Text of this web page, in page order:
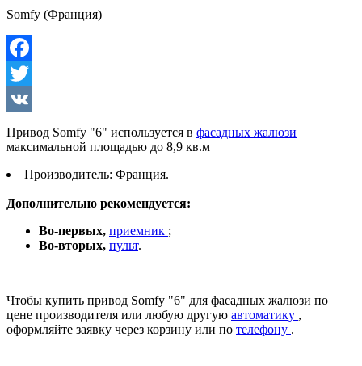
Somfy (Франция)
Facebook
Twitter
VK
Привод Somfy "6" используется в фасадных жалюзи
максимальной площадью до 8,9 кв.м
Производитель: Франция.
Дополнительно рекомендуется:
Во-первых, приемник ;
Во-вторых, пульт.
Чтобы купить привод Somfy "6" для фасадных жалюзи по
цене производителя или любую другую автоматику ,
оформляйте заявку через корзину или по телефону .